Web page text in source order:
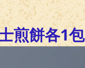
煎餅各1包